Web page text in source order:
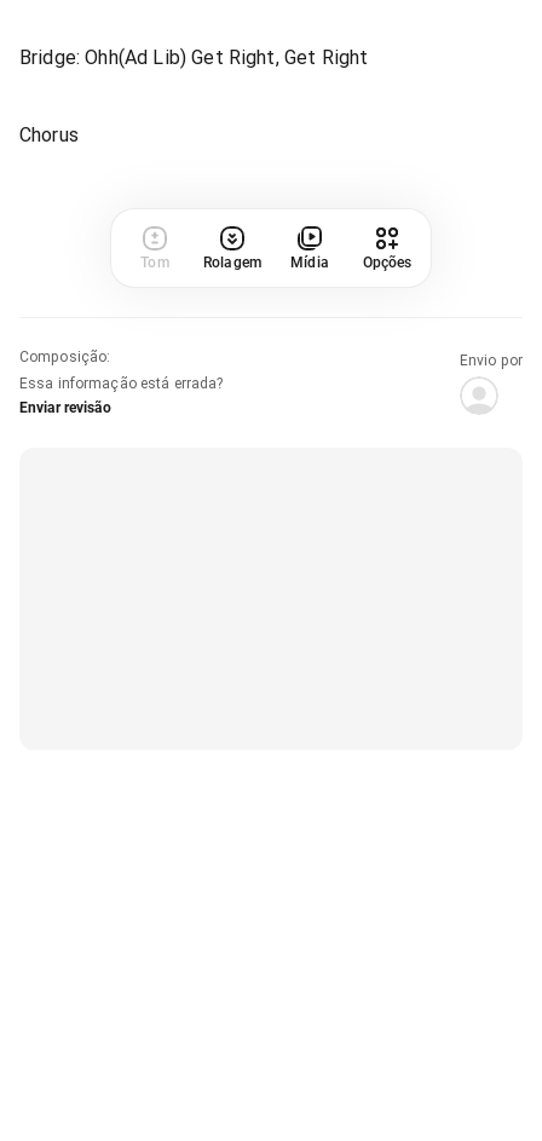
Bridge: Ohh(Ad Lib) Get Right, Get Right
Chorus
Tom Rolagem Mídia Opções
Composição:
Essa informação está errada?
Enviar revisão
Envio por